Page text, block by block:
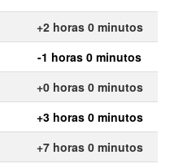
+2 horas 0 minutos
-1 horas 0 minutos
+0 horas 0 minutos
+3 horas 0 minutos
+7 horas 0 minutos